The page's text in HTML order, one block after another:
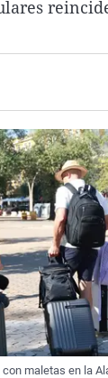
maletas en la